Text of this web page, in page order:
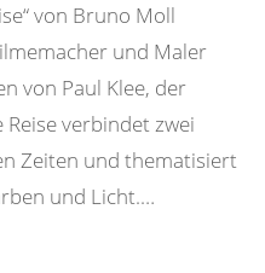
von Bruno Moll
und Maler
von Paul Klee, der
verbindet zwei
Zeiten und thematisiert
und Licht.…